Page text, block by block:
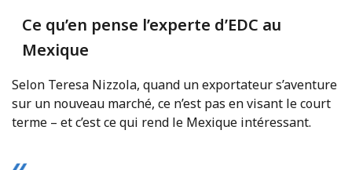
Ce qu’en pense l’experte d’EDC au
Mexique
Selon Teresa Nizzola, quand un exportateur s’aventure
sur un nouveau marché, ce n’est pas en visant le court
terme – et c’est ce qui rend le Mexique intéressant.